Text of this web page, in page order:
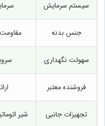
سیستم سرمایش
جنس بدنه
سهولت نگهداری
فروشنده معتبر
تجهیزات جانبی شیر